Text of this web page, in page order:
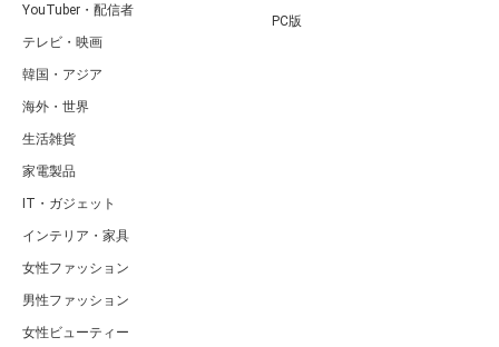
YouTuber・配信者
テレビ・映画
韓国・アジア
海外・世界
生活雑貨
家電製品
IT・ガジェット
インテリア・家具
女性ファッション
男性ファッション
女性ビューティー
PC版